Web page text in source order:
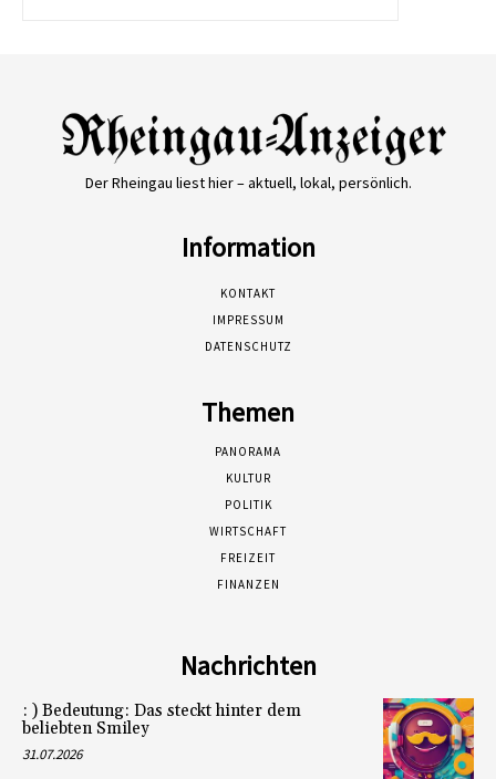
Der Rheingau liest hier – aktuell, lokal, persönlich.
Information
KONTAKT
IMPRESSUM
DATENSCHUTZ
Themen
PANORAMA
KULTUR
POLITIK
WIRTSCHAFT
FREIZEIT
FINANZEN
Nachrichten
: ) Bedeutung: Das steckt hinter dem
beliebten Smiley
31.07.2026